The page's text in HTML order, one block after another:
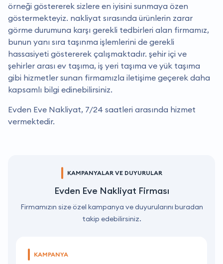
örneği göstererek sizlere en iyisini sunmaya özen
göstermekteyiz. nakliyat sırasında ürünlerin zarar
görme durumuna karşı gerekli tedbirleri alan firmamız,
bunun yanı sıra taşınma işlemlerini de gerekli
hassasiyeti göstererek çalışmaktadır. şehir içi ve
şehirler arası ev taşıma, iş yeri taşıma ve yük taşıma
gibi hizmetler sunan firmamızla iletişime geçerek daha
kapsamlı bilgi edinebilirsiniz.
Evden Eve Nakliyat, 7/24 saatleri arasında hizmet
vermektedir.
KAMPANYALAR VE DUYURULAR
Evden Eve Nakliyat Firması
Firmamızın size özel kampanya ve duyurularını buradan
takip edebilirsiniz.
KAMPANYA